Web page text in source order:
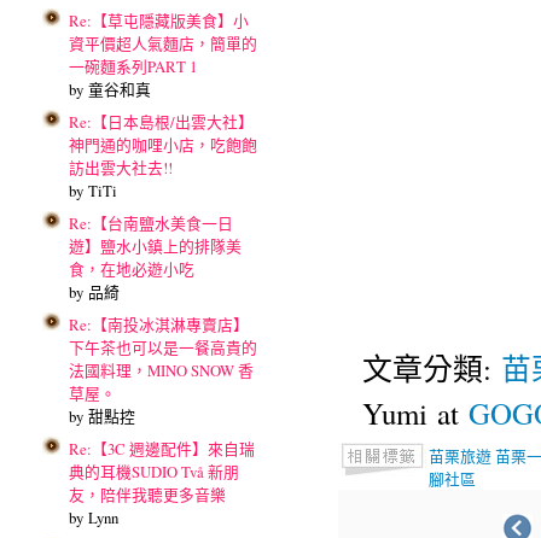
Re:【草屯隱藏版美食】小
資平價超人氣麵店，簡單的
一碗麵系列PART 1
by 童谷和真
Re:【日本島根/出雲大社】
神門通的咖哩小店，吃飽飽
訪出雲大社去!!
by TiTi
Re:【台南鹽水美食一日
遊】鹽水小鎮上的排隊美
食，在地必遊小吃
by 品綺
Re:【南投冰淇淋專賣店】
下午茶也可以是一餐高貴的
法國料理，MINO SNOW 香
草屋。
by 甜點控
Re:【3C 週邊配件】來自瑞
典的耳機SUDIO Två 新朋
友，陪伴我聽更多音樂
by Lynn
文章分類: 苗
Yumi at
苗栗旅遊苗栗
腳社區